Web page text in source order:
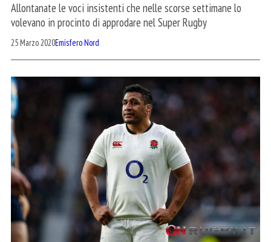
Allontanate le voci insistenti che nelle scorse settimane lo
volevano in procinto di approdare nel Super Rugby
25 Marzo 2020Emisfero Nord